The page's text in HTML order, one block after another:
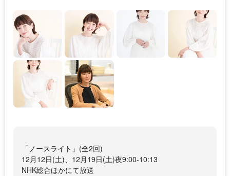
「ノースライト」(全2回)
12月12日(土)、12月19日(土)夜9:00-10:13
NHK総合ほかにて放送